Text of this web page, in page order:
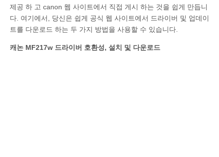
제공 하 고 canon 웹 사이트에서 직접 게시 하는 것을 쉽게 만듭니
다. 여기에서, 당신은 쉽게 공식 웹 사이트에서 드라이버 및 업데이
트를 다운로드 하는 두 가지 방법을 사용할 수 있습니다.
캐논 MF217w 드라이버 호환성, 설치 및 다운로드